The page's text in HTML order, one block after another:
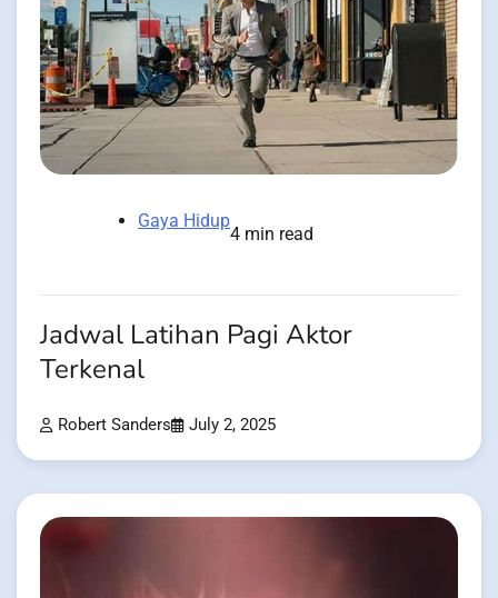
Gaya Hidup
4 min read
Jadwal Latihan Pagi Aktor
Terkenal
Robert Sanders July 2, 2025